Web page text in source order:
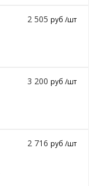
2 505руб /шт
3 200руб /шт
2 716руб /шт